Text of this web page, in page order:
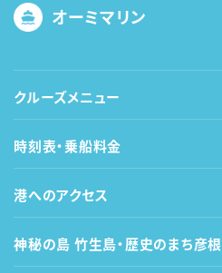
オーミマリン
クルーズメニュー
時刻表・乗船料金
港へのアクセス
神秘の島 竹生島・歴史のまち彦根